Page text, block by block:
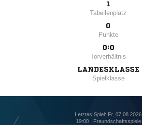
1
Tabellenplatz
0
Punkte
0:0
Torverhältnis
LANDESKLASSE
Spielklasse
Letztes Spiel: Fr, 07.08.2026
19:00 | Freundschaftsspiele